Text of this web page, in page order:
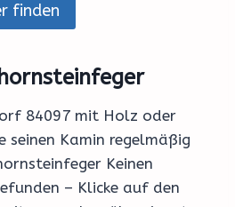
finden
84097 mit Holz oder
Kamin regelmäßig
Keinen
– Klicke auf den